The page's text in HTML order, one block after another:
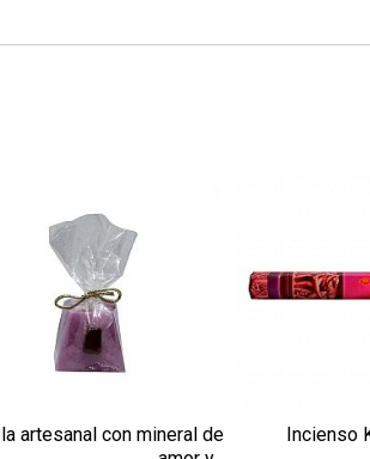
artesanal con mineral de
Incienso